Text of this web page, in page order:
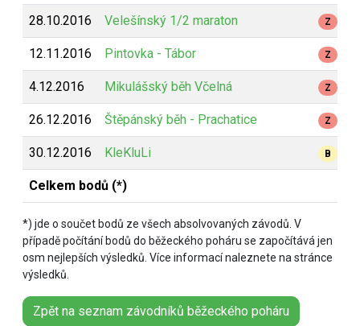
28.10.2016 Velešínský 1/2 maraton Z
12.11.2016 Pintovka - Tábor Z
4.12.2016 Mikulášský běh Včelná Z
26.12.2016 Štěpánský běh - Prachatice Z
30.12.2016 KleKluLi B
Celkem bodů (*)
*) jde o součet bodů ze všech absolvovaných závodů. V
případě počítání bodů do běžeckého poháru se započítává jen
osm nejlepších výsledků. Více informací naleznete na stránce
výsledků.
Zpět na seznam závodníků běžeckého poháru